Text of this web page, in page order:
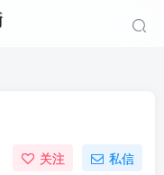
关注 私信